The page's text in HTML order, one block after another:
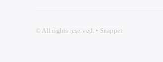
© All rights reserved. • Snappet